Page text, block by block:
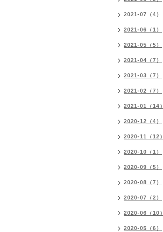
2021-07（4）
2021-06（1）
2021-05（5）
2021-04（7）
2021-03（7）
2021-02（7）
2021-01（14）
2020-12（4）
2020-11（12）
2020-10（1）
2020-09（5）
2020-08（7）
2020-07（2）
2020-06（10）
2020-05（6）